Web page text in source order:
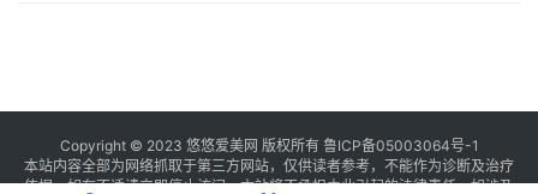
Copyright © 2023 悠悠爱美网 版权所有 鲁ICP备05003064号-1
本站内容全部为网络抓取于第三方网站，仅供读者参考，不能作为诊断及治疗
依据，如有不适请立即停止访问，本站将不承担由此引起的法律责任。如涉及